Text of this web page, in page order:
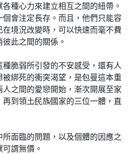
種心力來建立相互之間的紐帶。
會注定長存。而且，他們只能容
境況改變時，可以快速而毫不費
此之間的關係。
脆弱所引發的不安感受，還有人
綁死的衝突渴望，是包曼這本重
之間的愛戀開始，漸次開展至家
到領土∕民族∕國家的三位一體，直
面臨的問題，以及個體的因應之
謂無價。